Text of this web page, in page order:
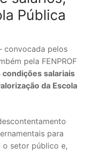
Pública
convocada pelos
pela FENPROF
salariais
da Escola
para
o setor público e,